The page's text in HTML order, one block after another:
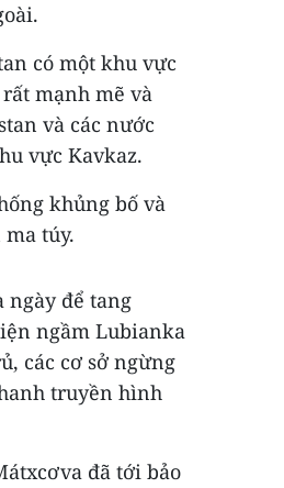
có một khu vực
mạnh mẽ và
và các nước
vực Kavkaz.
khủng bố và
túy.
ngày để tang
ngầm Lubianka
các cơ sở ngừng
truyền hình
đã tới bảo